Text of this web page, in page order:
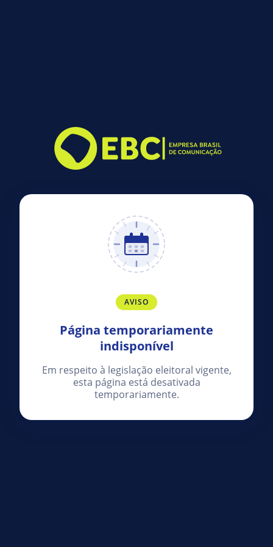
AVISO
Página temporariamente
indisponível
Em respeito à legislação eleitoral vigente,
esta página está desativada
temporariamente.